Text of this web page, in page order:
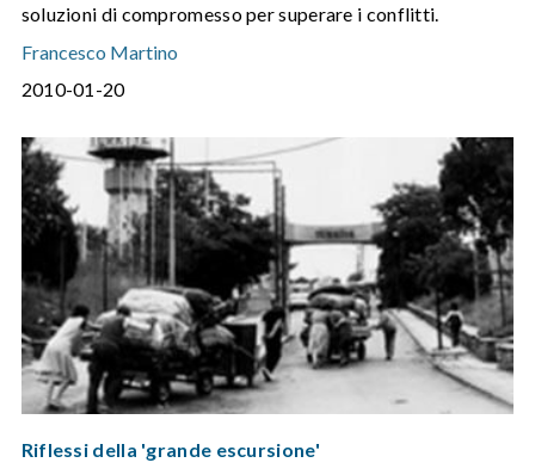
soluzioni di compromesso per superare i conflitti.
Francesco Martino
2010-01-20
Riflessi della 'grande escursione'